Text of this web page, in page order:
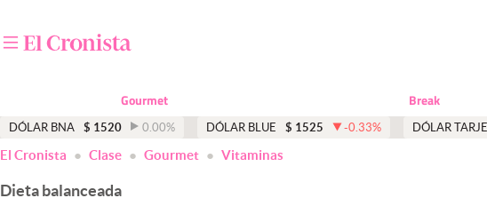
Otras secciones
Apertura
Infotechnology
Gourmet Break
DÓLAR BNA $ 1520 0.00% DÓLAR BLUE $ 1525 -0.33% DÓLAR
El Cronista Clase Gourmet Vitaminas
Dieta balanceada